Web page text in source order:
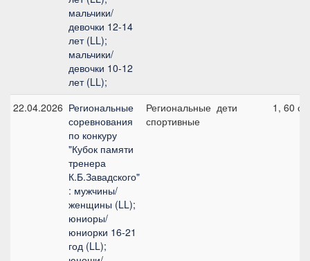
мальчики/
девочки 12-14
лет (LL);
мальчики/
девочки 10-12
лет (LL);
22.04.2026 Региональные
соревнования
по конкуру
"Кубок памяти
тренера
К.Б.Завадского"
: мужчины/
женщины (LL);
юниоры/
юниорки 16-21
год (LL);
Региональные
спортивные
дети 1, 60 см